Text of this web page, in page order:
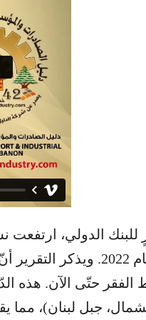
حتّى الآن. هذه
جبل لبنان)، مما